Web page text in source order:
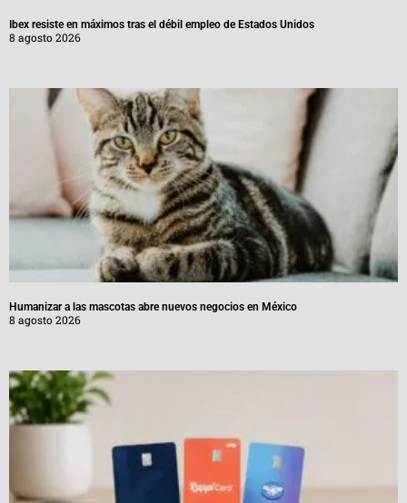
Ibex resiste en máximos tras el débil empleo de Estados Unidos
8 agosto 2026
Humanizar a las mascotas abre nuevos negocios en México
8 agosto 2026